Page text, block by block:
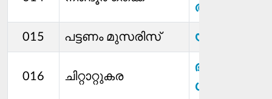
അൻസാർ
015 പട്ടണം മുസരിസ് യു കെ
016 ചിറ്റാറ്റുകര
ഭാനുമതി
ശിവൻ